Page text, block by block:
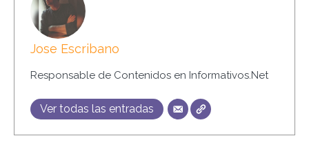
Jose Escribano
Responsable de Contenidos en Informativos.Net
Ver todas las entradas